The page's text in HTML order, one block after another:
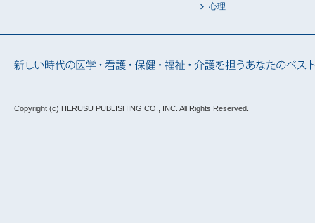
心理
Copyright (c) HERUSU PUBLISHING CO., INC. All Rights Reserved.